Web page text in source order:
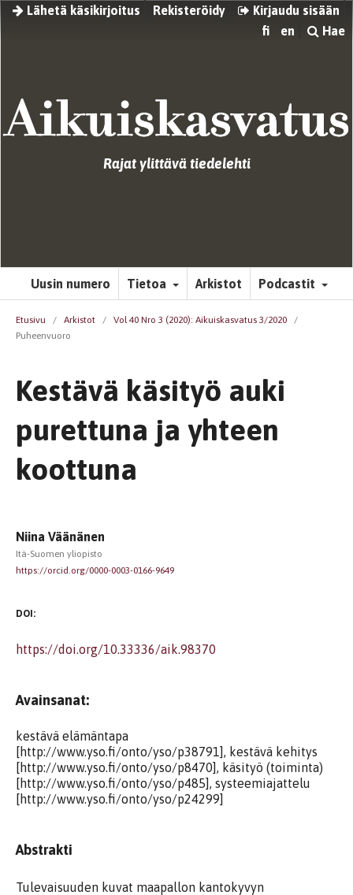
Lähetä käsikirjoitus Rekisteröidy
Kirjaudu sisään
fi
en Hae
Rajat ylittävä tiedelehti
Uusin numero Tietoa Arkistot Podcastit
Etusivu / Arkistot / Vol 40 Nro 3 (2020): Aikuiskasvatus 3/2020
/
Puheenvuoro
Kestävä käsityö auki
purettuna ja yhteen
koottuna
Niina Väänänen
Itä-Suomen yliopisto
https://orcid.org/0000-0003-0166-9649
DOI:
https://doi.org/10.33336/aik.98370
Avainsanat:
kestävä elämäntapa
[http://www.yso.fi/onto/yso/p38791], kestävä kehitys
[http://www.yso.fi/onto/yso/p8470], käsityö (toiminta)
[http://www.yso.fi/onto/yso/p485], systeemiajattelu
[http://www.yso.fi/onto/yso/p24299]
Abstrakti
Tulevaisuuden kuvat maapallon kantokyvyn